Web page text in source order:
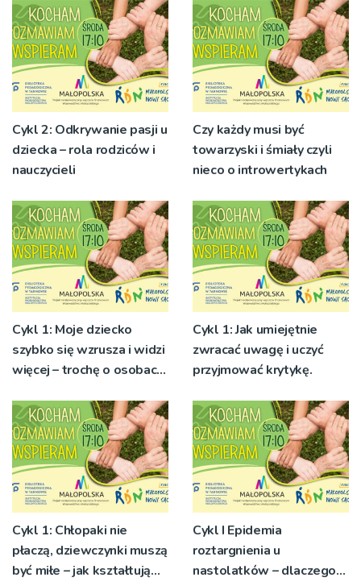
walczyć
Cykl 2: Odkrywanie pasji u
dziecka – rola rodziców i
nauczycieli
Czy każdy musi być
towarzyski i śmiały czyli
nieco o introwertykach
Cykl 1: Moje dziecko
szybko się wzrusza i widzi
więcej – trochę o osobach
Cykl 1: Jak umiejętnie
zwracać uwagę i uczyć
przyjmować krytykę.
Cykl 1: Chłopaki nie
płaczą, dziewczynki muszą
być miłe – jak kształtują
Cykl I Epidemia
roztargnienia u
nastolatków – dlaczego